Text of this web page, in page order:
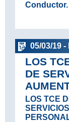
Conductor.
05/03/19
LOS
DE
LOS TCE